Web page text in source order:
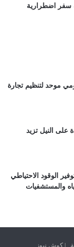
موحد لتنظيم تجارة
على النيل تزيد
الوقود الاحتياطي
والمستشفيات